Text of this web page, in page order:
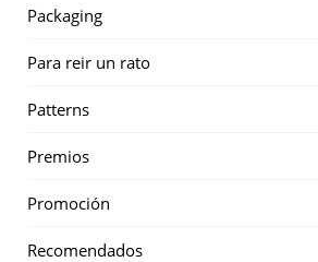
Packaging
Para reir un rato
Patterns
Premios
Promoción
Recomendados